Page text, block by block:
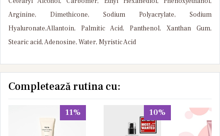
Arginine, Dimethicone, Sodium Polyacrylate, Sodium
Hyaluronate,Allantoin, Palmitic Acid, Panthenol, Xanthan Gum,
Stearic acid, Adenosine, Water, Myristic Acid
Completează rutina cu:
11% 10%